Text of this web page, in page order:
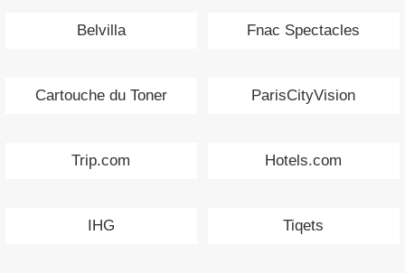
Belvilla Fnac Spectacles
Cartouche du Toner ParisCityVision
Trip.com Hotels.com
IHG Tiqets